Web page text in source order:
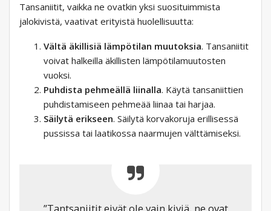
Tansaniitit, vaikka ne ovatkin yksi suosituimmista
jalokivistä, vaativat erityistä huolellisuutta:
Vältä äkillisiä lämpötilan muutoksia. Tansaniitit
voivat halkeilla äkillisten lämpötilamuutosten
vuoksi.
Puhdista pehmeällä liinalla. Käytä tansaniittien
puhdistamiseen pehmeää liinaa tai harjaa.
Säilytä erikseen. Säilytä korvakoruja erillisessä
pussissa tai laatikossa naarmujen välttämiseksi.